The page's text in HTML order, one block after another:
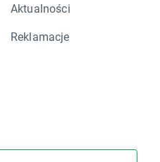
Aktualności
Reklamacje